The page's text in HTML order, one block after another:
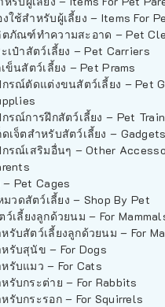
ใช้สำหรับผู้เลี้ยง – Items For
ตภัณฑ์ทำความสะอาด – Pet
เป๋าสัตว์เลี้ยง – Pet Carriers
ข็นสัตว์เลี้ยง – Pet Prams
รณ์ตัดแต่งขนสัตว์เลี้ยง – Pet
รณ์การฝึกสัตว์เลี้ยง – Pet
เจ็ตสำหรับสัตว์เลี้ยง –
กรณ์เสริมอื่นๆ – Other
– Pet Cages
วดสัตว์เลี้ยง – Shop By Pet
ว์เลี้ยงลูกด้วยนม – For
รับสัตว์เลี้ยงลูกด้วยนม – For
รับสุนัข – For Dogs
รับแมว – For Cats
รับกระต่าย – For Rabbits
รับกระรอก – For Squirrels